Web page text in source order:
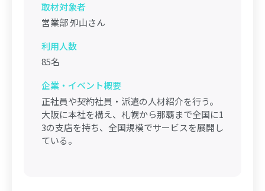
取材対象者
営業部 夘山さん
利用人数
85名
企業・イベント概要
正社員や契約社員・派遣の人材紹介を行う。
大阪に本社を構え、札幌から那覇まで全国に1
3の支店を持ち、全国規模でサービスを展開し
ている。